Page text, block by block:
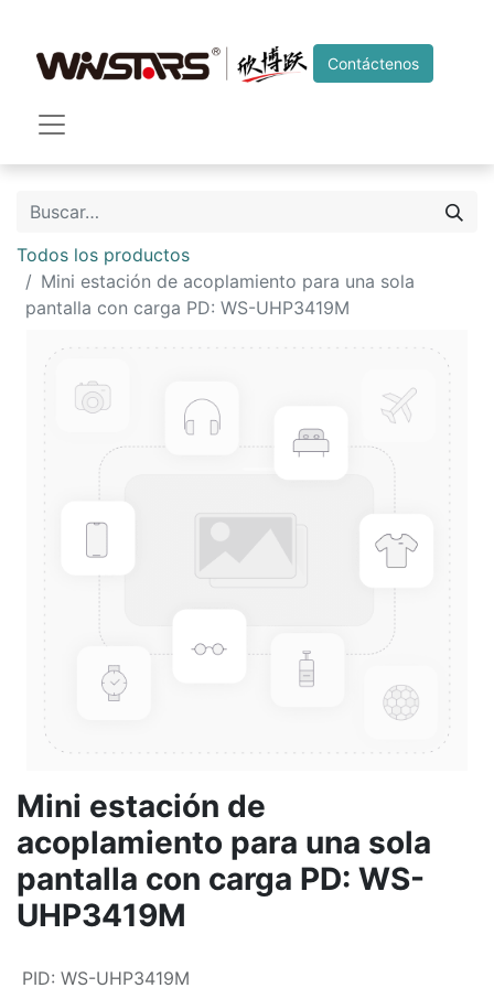
Contáctenos
Todos los productos
Mini estación de acoplamiento para una sola
pantalla con carga PD: WS-UHP3419M
Mini estación de
acoplamiento para una sola
pantalla con carga PD: WS-
UHP3419M
PID: WS-UHP3419M